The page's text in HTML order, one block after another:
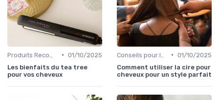
• 01/10/2025
Les bienfaits du tea tree
pour vos cheveux
• 01/10/2025
Comment utiliser la cire pour
cheveux pour un style parfait